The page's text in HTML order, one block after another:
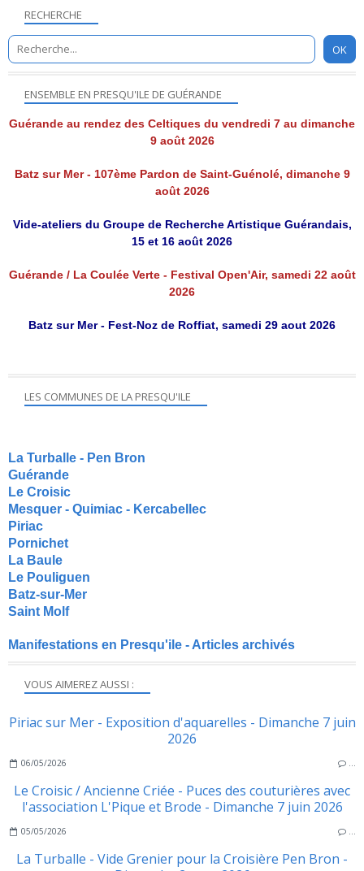
RECHERCHE
VOUS AIMEREZ AUSSI :
Piriac sur Mer - Exposition d'aquarelles - Dimanche 7 juin
2026
06/05/2026 …
Le Croisic / Ancienne Criée - Puces des couturières avec
l'association L'Pique et Brode - Dimanche 7 juin 2026
05/05/2026 …
La Turballe - Vide Grenier pour la Croisière Pen Bron -
ENSEMBLE EN PRESQU'ILE DE GUÉRANDE
Guérande au rendez des Celtiques du vendredi 7 au dimanche
9 août 2026
Batz sur Mer - 107ème Pardon de Saint-Guénolé, dimanche 9
août 2026
Vide-ateliers du Groupe de Recherche Artistique Guérandais,
15 et 16 août 2026
Guérande / La Coulée Verte - Festival Open'Air, samedi 22 août
2026
Batz sur Mer - Fest-Noz de Roffiat, samedi 29 aout 2026
LES COMMUNES DE LA PRESQU'ILE
La Turballe - Pen Bron
Guérande
Le Croisic
Mesquer - Quimiac - Kercabellec
Piriac
Pornichet
La Baule
Le Pouliguen
Batz-sur-Mer
Saint Molf
Manifestations en Presqu'ile - Articles archivés